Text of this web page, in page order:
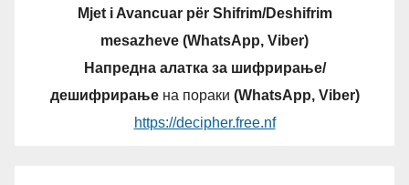
Mjet i Avancuar për Shifrim/Deshifrim
mesazheve (WhatsApp, Viber)
Напредна алатка за шифрирање/
дешифрирањена пораки (WhatsApp, Viber)
https://decipher.free.nf